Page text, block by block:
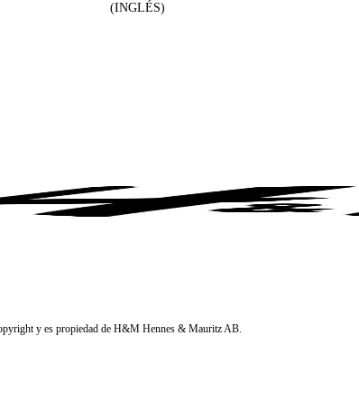
(INGLÉS)
y es propiedad de H&M Hennes & Mauritz AB.